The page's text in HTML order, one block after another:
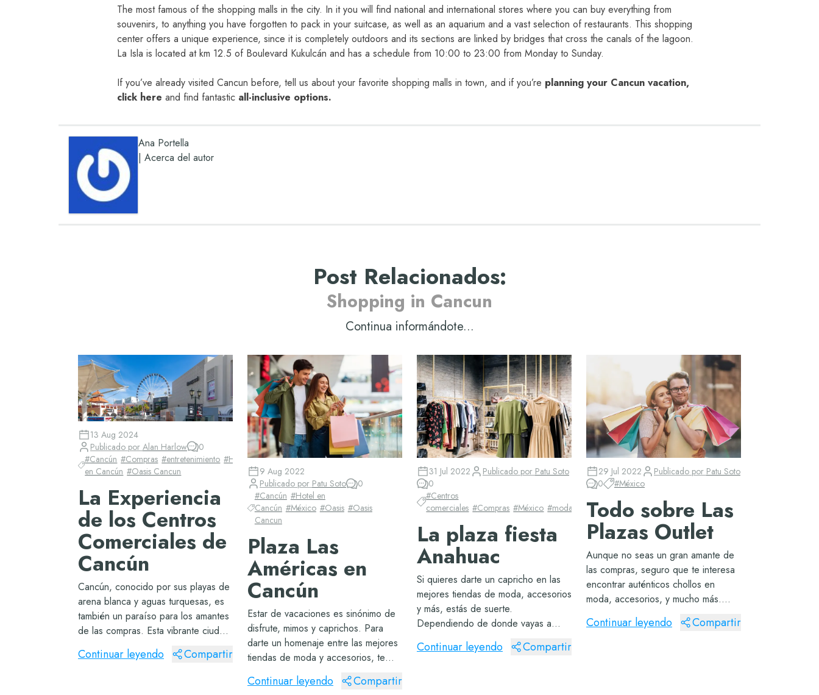
The most famous of the shopping malls in the city. In it you will find national and international stores where you can buy everything from
souvenirs, to anything you have forgotten to pack in your suitcase, as well as an aquarium and a vast selection of restaurants. This shopping
center offers a unique experience, since it is completely outdoors and its sections are linked by bridges that cross the canals of the lagoon.
La Isla is located at km 12.5 of Boulevard Kukulcán and has a schedule from 10:00 to 23:00 from Monday to Sunday.
If you’ve already visited Cancun before, tell us about your favorite shopping malls in town, and if you’re planning your Cancun vacation,
click here and find fantastic all-inclusive options.
Ana Portella
|Acerca del autor
Post Relacionados:
Shopping in Cancun
Continua informándote...
13 Aug 2024
Publicado por Alan Harlow
0
#Cancún #Compras #entretenimiento #Hotel
en Cancún #Oasis Cancun
La Experiencia
de los Centros
Comerciales de
Cancún
Cancún, conocido por sus playas de
arena blanca y aguas turquesas, es
también un paraíso para los amantes
de las compras. Esta vibrante ciudad
ofrece una gran variedad de centros
comerciales que albergan las marcas
Continuar leyendo Compartir
9 Aug 2022
Publicado por Patu Soto
0
#Cancún #Hotel en
Cancún #México #Oasis #Oasis
Cancun
Plaza Las
Américas en
Cancún
Estar de vacaciones es sinónimo de
disfrute, mimos y caprichos. Para
darte un homenaje entre las mejores
tiendas de moda y accesorios, te
recomendamos varias plazas en
Cancún en las que pasar un día
Continuar leyendo Compartir
31 Jul 2022 Publicado por Patu Soto
0
#Centros
comerciales #Compras #México #moda Monterrey
La plaza fiesta
Anahuac
Si quieres darte un capricho en las
mejores tiendas de moda, accesorios
y más, estás de suerte.
Dependiendo de donde vayas a
pasar tus vacaciones, podrás darte
una vuelta por alguno de los centros
Continuar leyendo Compartir
29 Jul 2022 Publicado por Patu Soto
0
#México
Todo sobre Las
Plazas Outlet
Aunque no seas un gran amante de
las compras, seguro que te interesa
encontrar auténticos chollos en
moda, accesorios, y mucho más.
Gracias a Las Plazas Outlet en
Guadalajara encontrarás tiendas en
Continuar leyendo Compartir